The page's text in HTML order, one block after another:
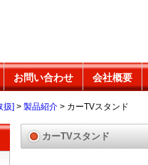
お問い合わせ 会社概要
扱] > 製品紹介 > カーTVスタンド
カーTVスタンド